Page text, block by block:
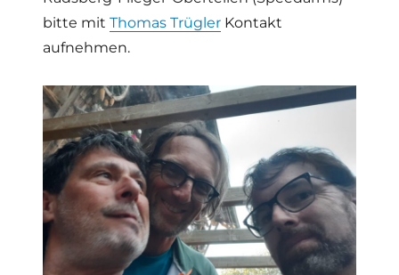
bitte mit Thomas TrüglerKontakt
aufnehmen.